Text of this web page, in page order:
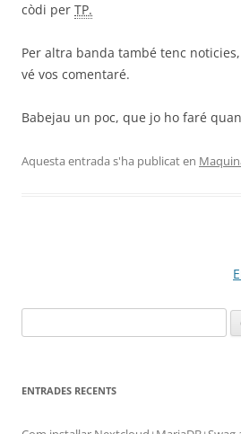
còdi per TP.
Per altra banda també tenc
vé vos comentaré.
Babejau un poc, que jo ho faré
Aquesta entrada s'ha publicat en
ENTRADES RECENTS